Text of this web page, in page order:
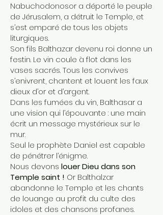
Nabuchodonosor a déporté le peuple
de Jérusalem, a détruit le Temple, et
s’est emparé de tous les objets
liturgiques.
Son fils Balthazar devenu roi donne un
festin. Le vin coule à flot dans les
vases sacrés. Tous les convives
s’enivrent, chantent et louent les faux
dieux d’or et d’argent.
Dans les fumées du vin, Balthasar a
une vision qui l’épouvante : une main
écrit un message mystérieux sur le
mur.
Seul le prophète Daniel est capable
de pénétrer l’énigme.
Nous devons louer Dieu dans son
Temple saint ! Or Balthalzar
abandonne le Temple et les chants
de louange au profit du culte des
idoles et des chansons profanes.